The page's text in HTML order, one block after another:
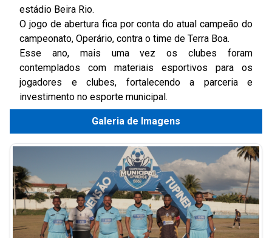
estádio Beira Rio.
O jogo de abertura fica por conta do atual campeão do
campeonato, Operário, contra o time de Terra Boa.
Esse ano, mais uma vez os clubes foram
contemplados com materiais esportivos para os
jogadores e clubes, fortalecendo a parceria e
investimento no esporte municipal.
Galeria de Imagens